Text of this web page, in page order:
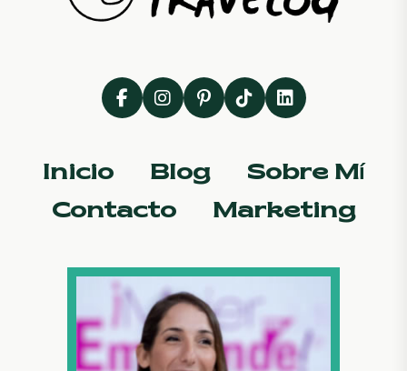
Inicio Blog
Sobre Mí
Contacto
Marketing